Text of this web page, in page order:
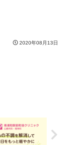
2020年08月13日